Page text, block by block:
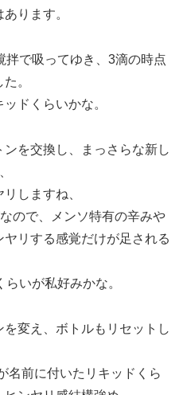
ります。
で吸ってゆき、3滴の時点
。
ドくらいかな。
を交換し、まっさらな新し
しますね、
ので、メンソ特有の辛みや
リする感覚だけが足される
いが私好みかな。
変え、ボトルもリセットし
名前に付いたリキッドくら